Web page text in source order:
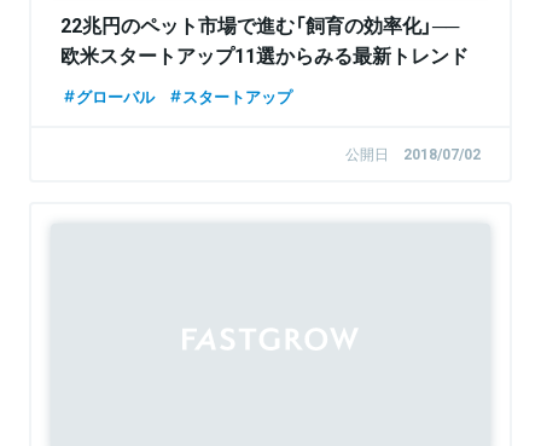
22兆円のペット市場で進む「飼育の効率化」──
欧米スタートアップ11選からみる最新トレンド
グローバル スタートアップ
公開日 2018/07/02